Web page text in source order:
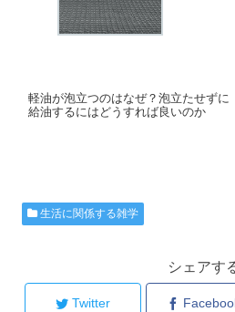
軽油が泡立つのはなぜ？泡立たせずに
給油するにはどうすれば良いのか
生活に関係する雑学
シェアす
Twitter